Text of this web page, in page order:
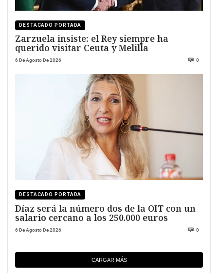
DESTACADO PORTADA
Zarzuela insiste: el Rey siempre ha
querido visitar Ceuta y Melilla
6 De Agosto De 2026 0
DESTACADO PORTADA
Díaz será la número dos de la OIT con un
salario cercano a los 250.000 euros
6 De Agosto De 2026 0
CARGAR MÁS